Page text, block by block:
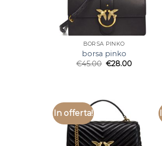
BORSA PINKO
borsa pinko
€45.00 €28.00
In offerta!